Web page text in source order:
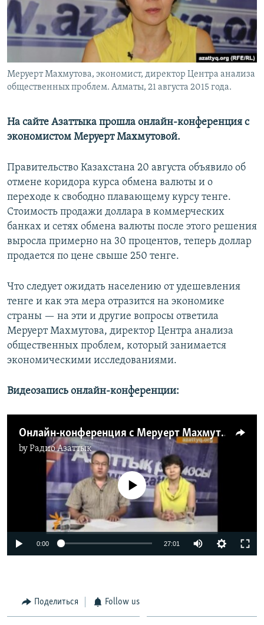
Меруерт Махмутова, экономист, директор Центра анализа
общественных проблем. Алматы, 21 августа 2015 года.
На сайте Азаттыка прошла онлайн-конференция с
экономистом Меруерт Махмутовой.
Правительство Казахстана 20 августа объявило об
отмене коридора курса обмена валюты и о
переходе к свободно плавающему курсу тенге.
Стоимость продажи доллара в коммерческих
банках и сетях обмена валюты после этого решения
выросла примерно на 30 процентов, теперь доллар
продается по цене свыше 250 тенге.
Что следует ожидать населению от удешевления
тенге и как эта мера отразится на экономике
страны — на эти и другие вопросы ответила
Меруерт Махмутова, директор Центра анализа
общественных проблем, который занимается
экономическими исследованиями.
Видеозапись онлайн-конференции:
Онлайн-конференция с Меруерт Махмутовой
byРадио Азаттык
No media source currently available
0:00 27:01
Поделиться Follow us